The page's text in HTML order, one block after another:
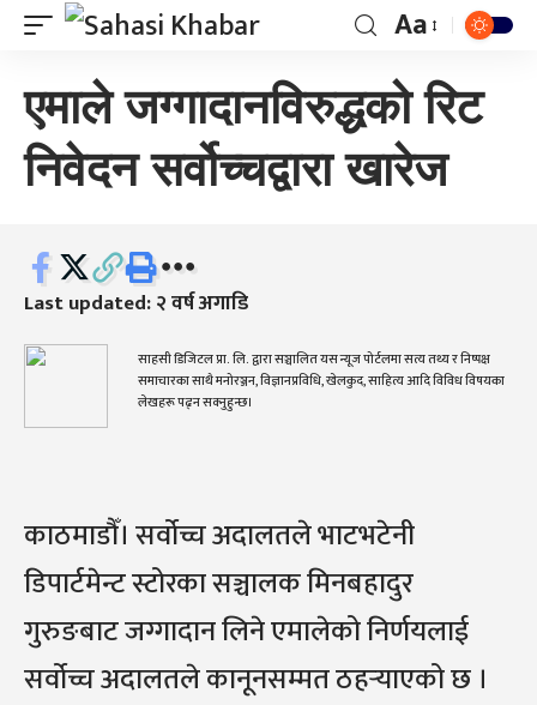
Aa
एमाले जग्गादानविरुद्धको रिट
निवेदन सर्वोच्चद्वारा खारेज
Last updated: २ वर्ष अगाडि
साहसी डिजिटल प्रा. लि. द्वारा सञ्चालित यस न्यूज पोर्टलमा सत्य तथ्य र निष्पक्ष
समाचारका साथै मनोरञ्जन, विज्ञानप्रविधि, खेलकुद, साहित्य आदि विविध विषयका
लेखहरू पढ्न सक्नुहुन्छ।
काठमाडौँ। सर्वोच्च अदालतले भाटभटेनी
डिपार्टमेन्ट स्टोरका सञ्चालक मिनबहादुर
गुरुङबाट जग्गादान लिने एमालेको निर्णयलाई
सर्वोच्च अदालतले कानूनसम्मत ठहर्‍याएको छ ।